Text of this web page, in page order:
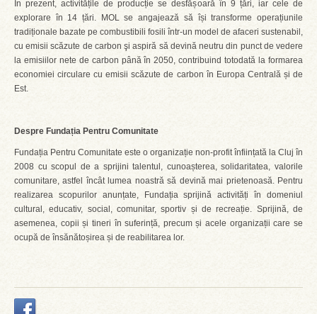
În prezent, activitățile de producție se desfășoară în 9 țări, iar cele de
explorare în 14 țări. MOL se angajează să își transforme operațiunile
tradiționale bazate pe combustibili fosili într-un model de afaceri sustenabil,
cu emisii scăzute de carbon şi aspiră să devină neutru din punct de vedere
la emisiilor nete de carbon până în 2050, contribuind totodată la formarea
economiei circulare cu emisii scăzute de carbon în Europa Centrală și de
Est.
Despre Fundația Pentru Comunitate
Fundația Pentru Comunitate este o organizație non-profit înființată la Cluj în
2008 cu scopul de a sprijini talentul, cunoașterea, solidaritatea, valorile
comunitare, astfel încât lumea noastră să devină mai prietenoasă. Pentru
realizarea scopurilor anunțate, Fundația sprijină activități în domeniul
cultural, educativ, social, comunitar, sportiv și de recreație. Sprijină, de
asemenea, copii și tineri în suferință, precum și acele organizații care se
ocupă de însănătoșirea și de reabilitarea lor.